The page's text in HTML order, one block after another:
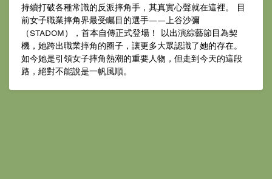
持續打破各種常識的反派摔角手，其真實心聲就在這裡。 目
前女子職業摔角界最受矚目的選手——上谷沙彌
（STADOM），首本自傳正式登場！ 以出演綜藝節目為契
機，她跨出職業摔角的圈子，讓更多大眾認識了她的存在。
如今她是引領女子摔角熱潮的重要人物，但走到今天的這段
路，絕對不能說是一帆風順。